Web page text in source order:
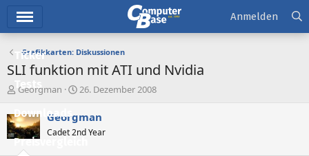
Ticker
Tests
Downloads
Preisvergleich
Anmelden
Grafikkarten: Diskussionen
SLI funktion mit ATI und Nvidia
E
s
t
e
Georgman
E
s
e
26. Dezember 2008
Georgman
Cadet 2nd Year